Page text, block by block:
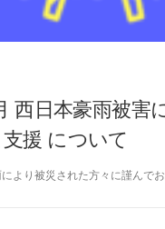
西日本豪雨被害
援 について
より被災された方々に謹んで